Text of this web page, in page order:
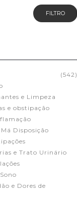
FILTRO
(542)
e Limpeza
e obstipação
Disposição
e Trato Urinário
e Dores de